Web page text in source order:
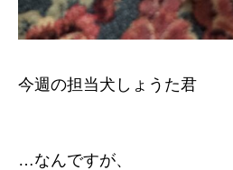
今週の担当犬しょうた君
…なんですが、